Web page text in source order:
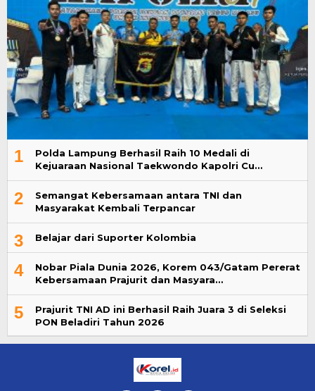
1
Polda Lampung Berhasil Raih 10 Medali di
Kejuaraan Nasional Taekwondo Kapolri Cu…
2
Semangat Kebersamaan antara TNI dan
Masyarakat Kembali Terpancar
3 Belajar dari Suporter Kolombia
4
Nobar Piala Dunia 2026, Korem 043/Gatam Pererat
Kebersamaan Prajurit dan Masyara…
5
Prajurit TNI AD ini Berhasil Raih Juara 3 di Seleksi
PON Beladiri Tahun 2026